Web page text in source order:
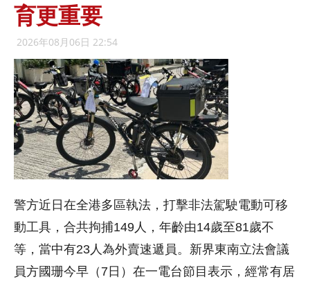
育更重要
2026年08月06日 22:54
警方近日在全港多區執法，打擊非法駕駛電動可移
動工具，合共拘捕149人，年齡由14歲至81歲不
等，當中有23人為外賣速遞員。新界東南立法會議
員方國珊今早（7日）在一電台節目表示，經常有居